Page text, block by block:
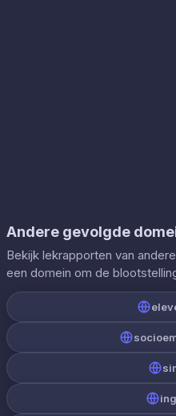
Andere gevolgde
Bekijk lekrapporten van
een domein om de